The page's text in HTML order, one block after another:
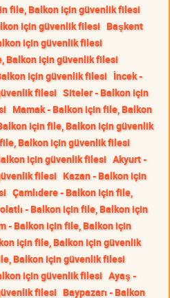
file, Balkon için güvenlik filesi
için güvenlik filesi Başkent
için güvenlik filesi
Balkon için güvenlik filesi
için güvenlik filesi İncek -
filesi Siteler - Balkon için
Mamak - Balkon için file, Balkon
için file, Balkon için güvenlik
Balkon için güvenlik filesi
için güvenlik filesi Akyurt -
filesi Kazan - Balkon için
Çamlıdere - Balkon için file,
- Balkon için file, Balkon için
- Balkon için file, Balkon için
için file, Balkon için güvenlik
Balkon için güvenlik filesi
için güvenlik filesi Ayaş -
filesi Baypazarı - Balkon